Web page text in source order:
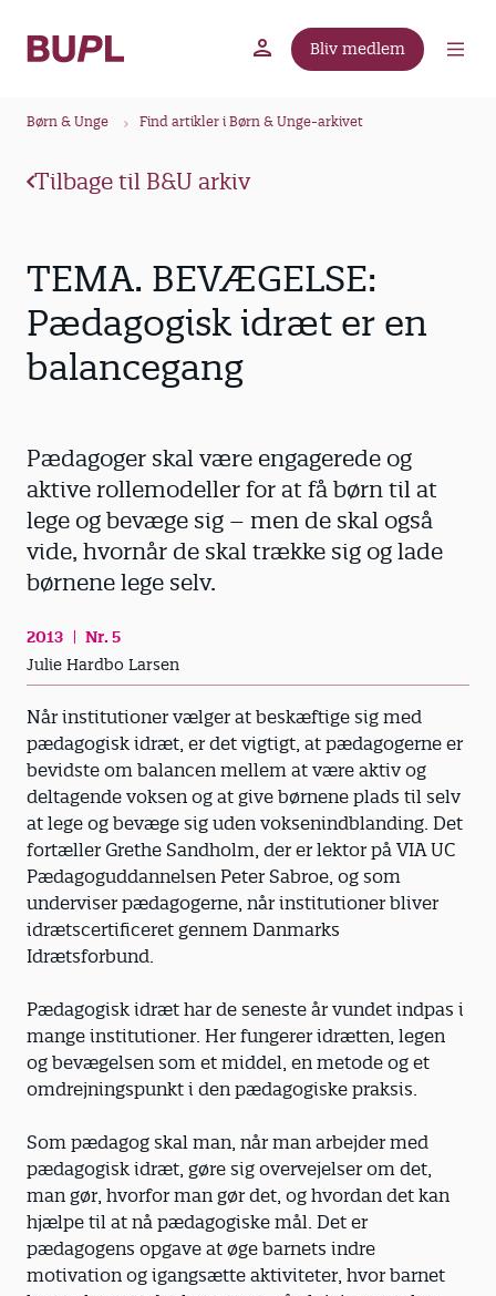
Bliv medlem
Børn & Unge Find artikler i Børn & Unge-arkivet
Tilbage til B&U arkiv
TEMA. BEVÆGELSE:
Pædagogisk idræt er en
balancegang
Pædagoger skal være engagerede og
aktive rollemodeller for at få børn til at
lege og bevæge sig – men de skal også
vide, hvornår de skal trække sig og lade
børnene lege selv.
2013
Nr. 5
Julie Hardbo Larsen
Når institutioner vælger at beskæftige sig med
pædagogisk idræt, er det vigtigt, at pædagogerne er
bevidste om balancen mellem at være aktiv og
deltagende voksen og at give børnene plads til selv
at lege og bevæge sig uden voksenindblanding. Det
fortæller Grethe Sandholm, der er lektor på VIA UC
Pædagoguddannelsen Peter Sabroe, og som
underviser pædagogerne, når institutioner bliver
idrætscertificeret gennem Danmarks
Idrætsforbund.
Pædagogisk idræt har de seneste år vundet indpas i
mange institutioner. Her fungerer idrætten, legen
og bevægelsen som et middel, en metode og et
omdrejningspunkt i den pædagogiske praksis.
Som pædagog skal man, når man arbejder med
pædagogisk idræt, gøre sig overvejelser om det,
man gør, hvorfor man gør det, og hvordan det kan
hjælpe til at nå pædagogiske mål. Det er
pædagogens opgave at øge barnets indre
motivation og igangsætte aktiviteter, hvor barnet